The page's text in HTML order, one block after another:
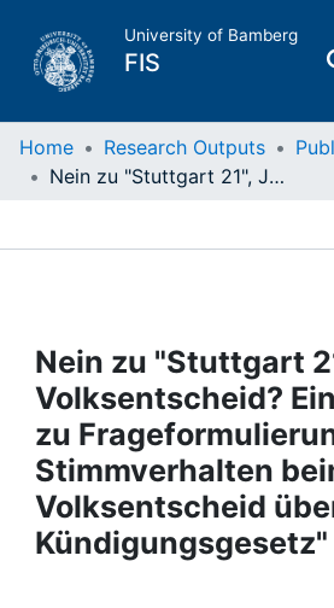
University of Bamberg
FIS
Home
Projects
People
Institutions
Awards
Home Research Outputs
Nein zu "Stuttgart 21", Ja beim Volksentscheid? Eine Analyse zu Frageformulierung und Stimmverhalten beim Volksentscheid über das "S 21-Kündigungsgesetz"
Nein zu "Stuttgart
Volksentscheid?
zu
Stimmverhalten
Volksentscheid
Kündigungsgesetz"